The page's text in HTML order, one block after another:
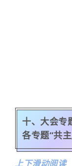
十、大会专
各专题“共
上下滑动阅读